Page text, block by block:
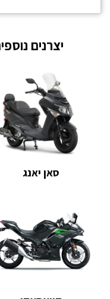
יצרנים
סאן יאנג